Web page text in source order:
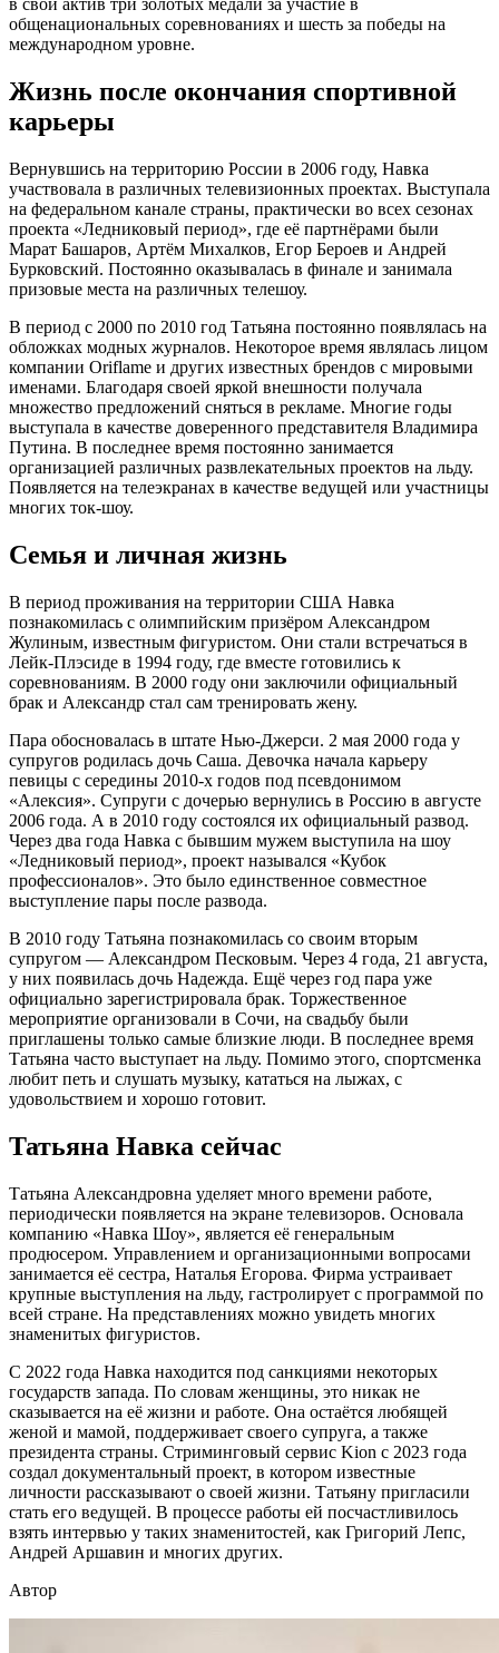
в свой актив три золотых медали за участие в
общенациональных соревнованиях и шесть за победы на
международном уровне.
Жизнь после окончания спортивной
карьеры
Вернувшись на территорию России в 2006 году, Навка
участвовала в различных телевизионных проектах. Выступала
на федеральном канале страны, практически во всех сезонах
проекта «Ледниковый период», где её партнёрами были
Марат Башаров, Артём Михалков, Егор Бероев и Андрей
Бурковский. Постоянно оказывалась в финале и занимала
призовые места на различных телешоу.
В период с 2000 по 2010 год Татьяна постоянно появлялась на
обложках модных журналов. Некоторое время являлась лицом
компании Oriflame и других известных брендов с мировыми
именами. Благодаря своей яркой внешности получала
множество предложений сняться в рекламе. Многие годы
выступала в качестве доверенного представителя Владимира
Путина. В последнее время постоянно занимается
организацией различных развлекательных проектов на льду.
Появляется на телеэкранах в качестве ведущей или участницы
многих ток-шоу.
Семья и личная жизнь
В период проживания на территории США Навка
познакомилась с олимпийским призёром Александром
Жулиным, известным фигуристом. Они стали встречаться в
Лейк-Плэсиде в 1994 году, где вместе готовились к
соревнованиям. В 2000 году они заключили официальный
брак и Александр стал сам тренировать жену.
Пара обосновалась в штате Нью-Джерси. 2 мая 2000 года у
супругов родилась дочь Саша. Девочка начала карьеру
певицы с середины 2010-х годов под псевдонимом
«Алексия». Супруги с дочерью вернулись в Россию в августе
2006 года. А в 2010 году состоялся их официальный развод.
Через два года Навка с бывшим мужем выступила на шоу
«Ледниковый период», проект назывался «Кубок
профессионалов». Это было единственное совместное
выступление пары после развода.
В 2010 году Татьяна познакомилась со своим вторым
супругом — Александром Песковым. Через 4 года, 21 августа,
у них появилась дочь Надежда. Ещё через год пара уже
официально зарегистрировала брак. Торжественное
мероприятие организовали в Сочи, на свадьбу были
приглашены только самые близкие люди. В последнее время
Татьяна часто выступает на льду. Помимо этого, спортсменка
любит петь и слушать музыку, кататься на лыжах, с
удовольствием и хорошо готовит.
Татьяна Навка сейчас
Татьяна Александровна уделяет много времени работе,
периодически появляется на экране телевизоров. Основала
компанию «Навка Шоу», является её генеральным
продюсером. Управлением и организационными вопросами
занимается её сестра, Наталья Егорова. Фирма устраивает
крупные выступления на льду, гастролирует с программой по
всей стране. На представлениях можно увидеть многих
знаменитых фигуристов.
С 2022 года Навка находится под санкциями некоторых
государств запада. По словам женщины, это никак не
сказывается на её жизни и работе. Она остаётся любящей
женой и мамой, поддерживает своего супруга, а также
президента страны. Стриминговый сервис Kion с 2023 года
создал документальный проект, в котором известные
личности рассказывают о своей жизни. Татьяну пригласили
стать его ведущей. В процессе работы ей посчастливилось
взять интервью у таких знаменитостей, как Григорий Лепс,
Андрей Аршавин и многих других.
Автор